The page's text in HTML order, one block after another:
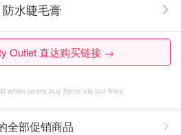
水睫毛膏
Outlet 直达购买链接 →
when users buy items via our links.
全部促销商品